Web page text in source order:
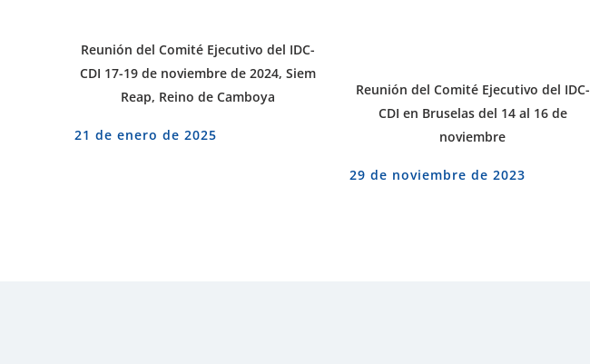
Reunión del Comité Ejecutivo del IDC-
CDI 17-19 de noviembre de 2024, Siem
Reap, Reino de Camboya
21 de enero de 2025
Reunión del Comité Ejecutivo del IDC-
CDI en Bruselas del 14 al 16 de
noviembre
29 de noviembre de 2023